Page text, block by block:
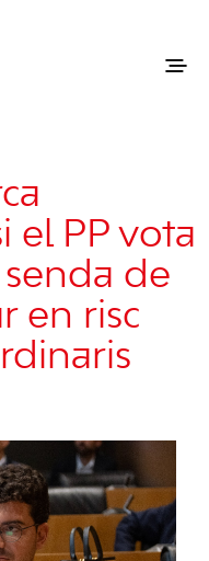
el PP vota
de
en risc